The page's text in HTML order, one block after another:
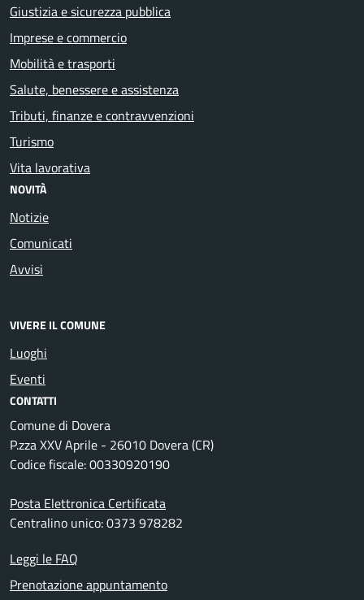
Giustizia e sicurezza pubblica
Imprese e commercio
Mobilità e trasporti
Salute, benessere e assistenza
Tributi, finanze e contravvenzioni
Turismo
Vita lavorativa
NOVITÀ
Notizie
Comunicati
Avvisi
VIVERE IL COMUNE
Luoghi
Eventi
CONTATTI
Comune di Dovera
P.zza XXV Aprile - 26010 Dovera (CR)
Codice fiscale: 00330920190
Posta Elettronica Certificata
Centralino unico: 0373 978282
Leggi le FAQ
Prenotazione appuntamento